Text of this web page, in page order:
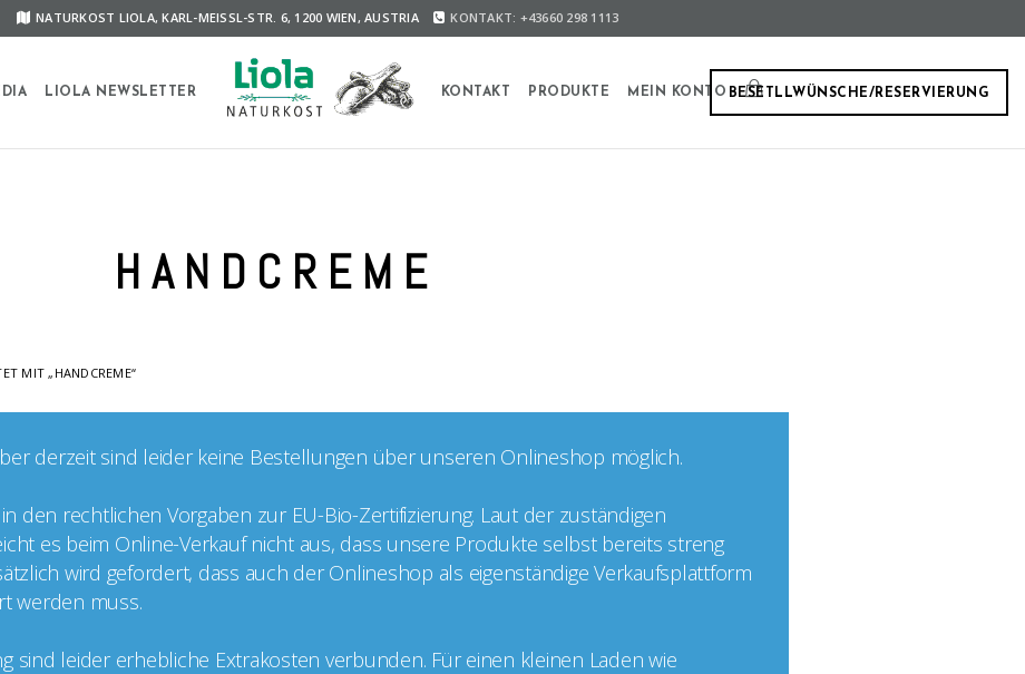
NATURKOST LIOLA, KARL-MEISSL-STR. 6, 1200 WIEN, AUSTRIA KONTAKT: +43660 298 1113
BESETLLWÜNSCHE/RESERVIERUNG
LIOLA NEWSLETTER KONTAKT PRODUKTE MEIN KONTO
HANDCREME
MIT „HANDCREME“
derzeit sind leider keine Bestellungen über unseren Onlineshop möglich.
den rechtlichen Vorgaben zur EU-Bio-Zertifizierung. Laut der zuständigen
es beim Online-Verkauf nicht aus, dass unsere Produkte selbst bereits streng
wird gefordert, dass auch der Onlineshop als eigenständige Verkaufsplattform
werden muss.
sind leider erhebliche Extrakosten verbunden. Für einen kleinen Laden wie